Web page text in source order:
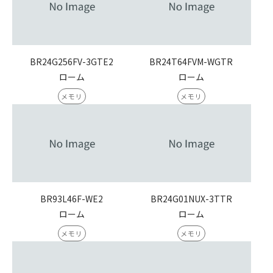
BR24G256FV-3GTE2
ローム
メモリ
BR24T64FVM-WGTR
ローム
メモリ
BR93L46F-WE2
ローム
メモリ
BR24G01NUX-3TTR
ローム
メモリ